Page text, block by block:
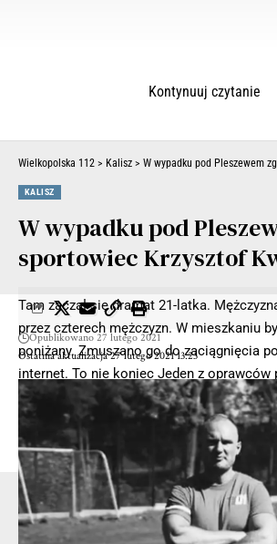
Tam zaczął się dramat 21-latka.
przez czterech mężczyzn. W mieszkaniu
poniżany. Zmuszano go do zaciągnięcia
internet. To nie koniec Jeden z oprawców
21-latka.
W końcu 21-latkowi, po trzech dniach
mieszkania. Od razu zawiadomił policję.
- Reklama -
Kontynuuj czytanie
Wielkopolska 112 > Kalisz > W wypadku pod Pleszewem zginął
KALISZ
W wypadku pod
sportowiec Krzysztof
Ostatnia aktualizacja 27 lutego 2021 13:23
Opublikowano 27 lutego 2021